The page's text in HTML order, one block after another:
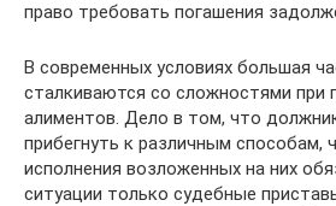
право требовать погашения
В современных условиях большая
сталкиваются со сложностями при
алиментов. Дело в том, что
прибегнуть к различным способам,
исполнения возложенных на них
ситуации только судебные